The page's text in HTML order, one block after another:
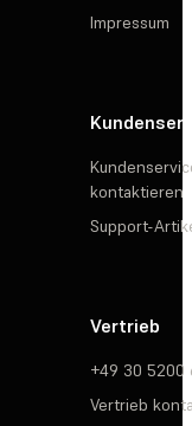
Impressum
kontaktieren
Support-
Vertrieb
+49 30 5200
Vertrieb